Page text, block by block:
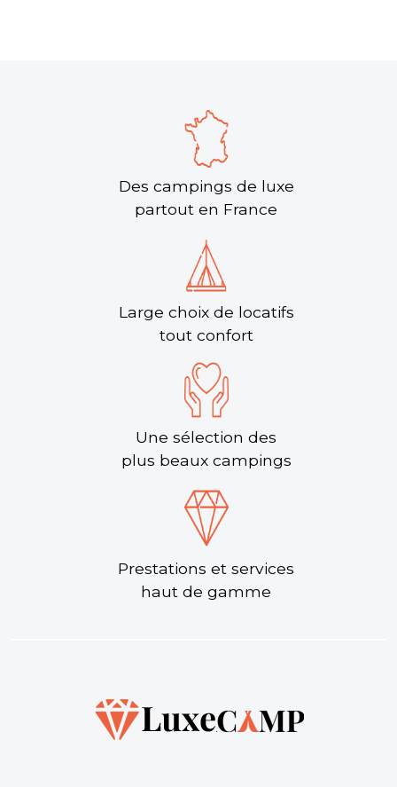
Des campings de luxe
partout en France
Large choix de locatifs
tout confort
Une sélection des
plus beaux campings
Prestations et services
haut de gamme